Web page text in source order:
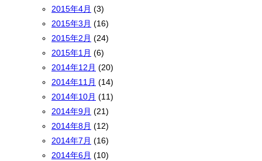
2015年4月 (3)
2015年3月 (16)
2015年2月 (24)
2015年1月 (6)
2014年12月 (20)
2014年11月 (14)
2014年10月 (11)
2014年9月 (21)
2014年8月 (12)
2014年7月 (16)
2014年6月 (10)